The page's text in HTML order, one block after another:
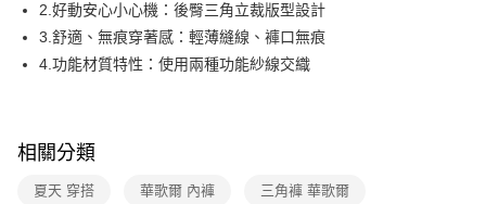
每筆NT$80，滿NT$1,000(含以上)免運費
付款後全家取貨
每筆NT$80，滿NT$1,000(含以上)免運費
付款後7-11取貨
2.好動安心小心機：後臀三角立裁版型設計
3.舒適、無痕穿著感：輕薄縫線、褲口無痕
4.功能材質特性：使用兩種功能紗線交織
相關分類
夏天 穿搭 華歌爾 內褲 三角褲 華歌爾